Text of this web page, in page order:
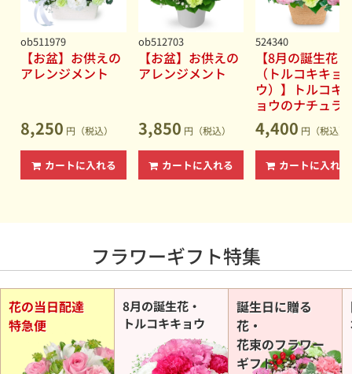
2026.06.15
【ひまわり特集】夏を代表する花をご予算から選べます◆
男性・女性を問わず喜ばれるギフト
2026.06.15
【夏の花贈り特集】誕生日プレゼントやお中元・暑中見舞
【お盆（新盆・初盆）】故人への想いを込めたお供えの花
◆花キューピットなら地域の慣習にも対応
2026.06.04
【セミオーダー】あなただけの特別なフラワーギフトをデ
ob511979
【お盆】お供えの
アレンジメント
8,250 円（税込）
カートに入れる
ob512703
【お盆】お供えの
アレンジメント
3,850 円（税込）
カートに入れる
524340
【8月の誕生花
（トルコキキョ
ウ）】トルコキ
ョウのナチュラ
なアレンジメン
4,400 円（税込）
カートに入れる
フラワーギフト特集
花の当日配達
特急便
8月の誕生花・
トルコキキョウ
誕生日に贈る
花・
花束のフラワー
ギフト